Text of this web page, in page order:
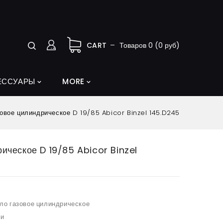
CART Товаров 0 (0 руб)
MORE
цилиндрическое D 19/85 Abicor Binzel 145.D245
D 19/85 Abicor Binzel
газовое цилиндрическое